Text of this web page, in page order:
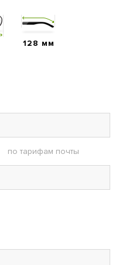
128 мм
по тарифам почты